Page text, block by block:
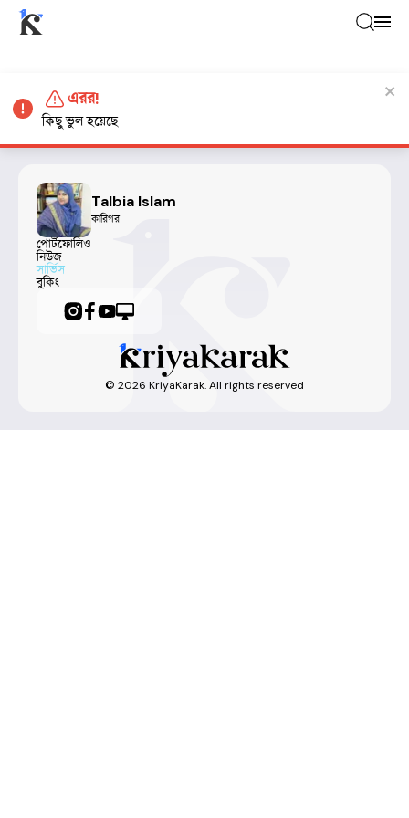
Talbia Islam
কারিগর
পোর্টফোলিও
নিউজ
সার্ভিস
বুকিং
© 2026 KriyaKarak. All rights reserved
এরর!
কিছু ভুল হয়েছে